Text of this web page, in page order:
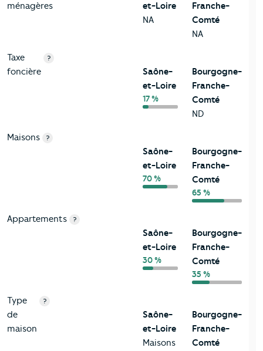
ménagères
et-Loire
NA
Franche-
Comté
NA
Taxe
foncière
?
Saône-
et-Loire
17 %
Bourgogne-
Franche-
Comté
ND
Maisons ?
Saône-
et-Loire
70 %
Bourgogne-
Franche-
Comté
65 %
Appartements ?
Saône-
et-Loire
30 %
Bourgogne-
Franche-
Comté
35 %
Type
de
maison
?
Saône-
et-Loire
Maisons
Bourgogne-
Franche-
Comté